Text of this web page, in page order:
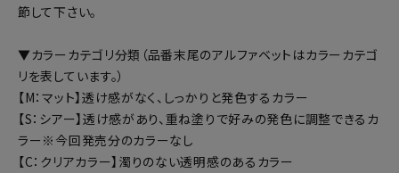
節して下さい。
▼カラーカテゴリ分類（品番末尾のアルファベットはカラーカテゴ
リを表しています。）
【M：マット】透け感がなく、しっかりと発色するカラー
【S：シアー】透け感があり、重ね塗りで好みの発色に調整できるカ
ラー※今回発売分のカラーなし
【C：クリアカラー】濁りのない透明感のあるカラー